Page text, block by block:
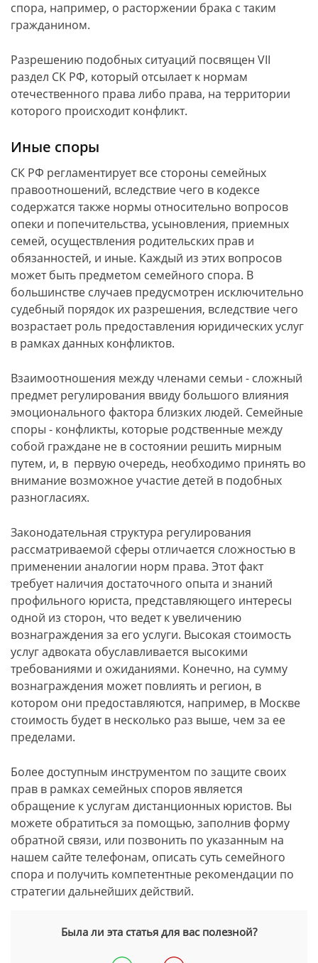
спора, например, о расторжении брака с таким
гражданином.
Разрешению подобных ситуаций посвящен VII
раздел СК РФ, который отсылает к нормам
отечественного права либо права, на территории
которого происходит конфликт.
Иные споры
СК РФ регламентирует все стороны семейных
правоотношений, вследствие чего в кодексе
содержатся также нормы относительно вопросов
опеки и попечительства, усыновления, приемных
семей, осуществления родительских прав и
обязанностей, и иные. Каждый из этих вопросов
может быть предметом семейного спора. В
большинстве случаев предусмотрен исключительно
судебный порядок их разрешения, вследствие чего
возрастает роль предоставления юридических услуг
в рамках данных конфликтов.
Взаимоотношения между членами семьи - сложный
предмет регулирования ввиду большого влияния
эмоционального фактора близких людей. Семейные
споры - конфликты, которые родственные между
собой граждане не в состоянии решить мирным
путем, и, в первую очередь, необходимо принять во
внимание возможное участие детей в подобных
разногласиях.
Законодательная структура регулирования
рассматриваемой сферы отличается сложностью в
применении аналогии норм права. Этот факт
требует наличия достаточного опыта и знаний
профильного юриста, представляющего интересы
одной из сторон, что ведет к увеличению
вознаграждения за его услуги. Высокая стоимость
услуг адвоката обуславливается высокими
требованиями и ожиданиями. Конечно, на сумму
вознаграждения может повлиять и регион, в
котором они предоставляются, например, в Москве
стоимость будет в несколько раз выше, чем за ее
пределами.
Более доступным инструментом по защите своих
прав в рамках семейных споров является
обращение к услугам дистанционных юристов. Вы
можете обратиться за помощью, заполнив форму
обратной связи, или позвонить по указанным на
нашем сайте телефонам, описать суть семейного
спора и получить компетентные рекомендации по
стратегии дальнейших действий.
Была ли эта статья для вас полезной?